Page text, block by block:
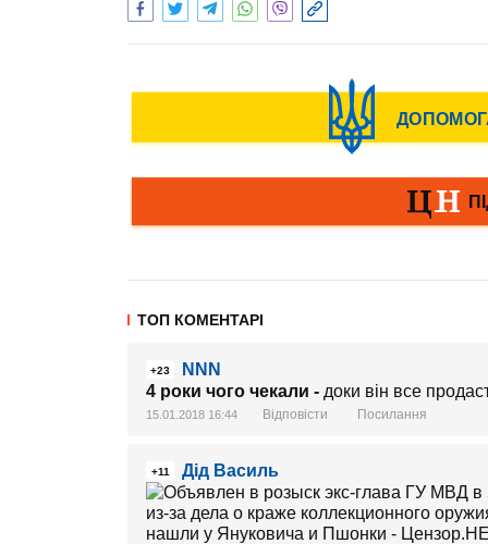
ТОП КОМЕНТАРІ
+23
NNN
4 роки чого чекали - доки він все
15.01.2018 16:44 Відповісти Посилання
+11 Дід Василь